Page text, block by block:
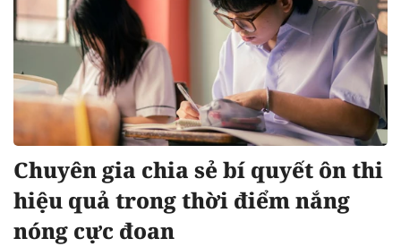
Chuyên gia chia sẻ bí quyết ôn thi
hiệu quả trong thời điểm nắng
nóng cực đoan